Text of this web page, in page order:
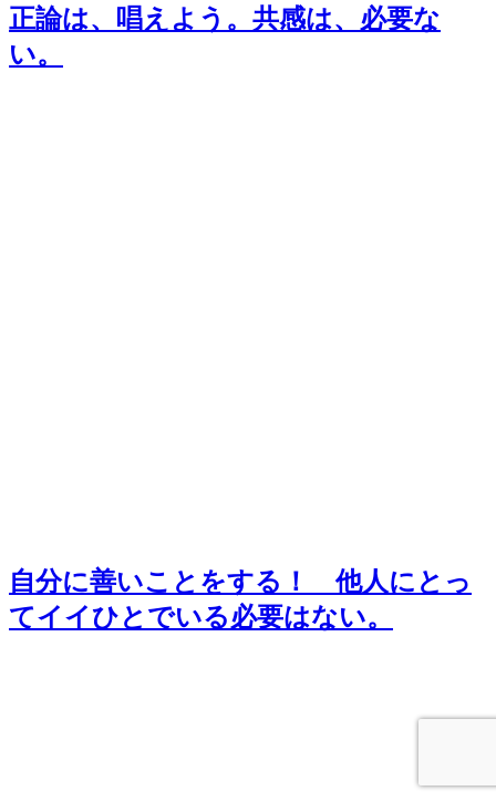
正論は、唱えよう。共感は、必要な
い。
自分に善いことをする！ 他人にとっ
てイイひとでいる必要はない。